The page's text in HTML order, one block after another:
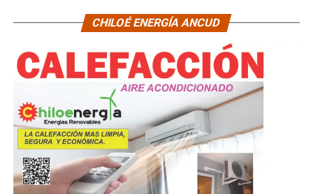
CHILOÉ ENERGÍA ANCUD